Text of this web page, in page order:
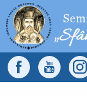
Sari la conținutul principal
Main